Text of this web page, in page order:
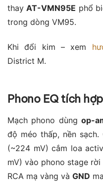
thayAT-VMN95E phổ
trong dòng VM95.
Khi đổi kim – xem
District M.
Phono EQ tích
Mạch phono dùngop-
độ méo thấp, nền sạch.
(~224 mV) cắm loa
mV) vào phono stage
RCA mạ vàng và GND